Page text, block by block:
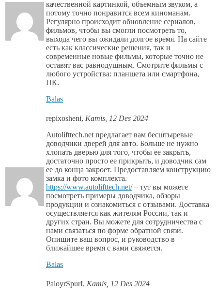
качественной картинкой, объемным звуком, а
потому точно понравится всем киноманам.
Регулярно происходит обновление сериалов,
фильмов, чтобы вы смогли посмотреть то,
выхода чего вы ожидали долгое время. На сайте
есть как классические решения, так и
современные новые фильмы, которые точно не
оставят вас равнодушным. Смотрите фильмы с
любого устройства: планшета или смартфона,
ПК.
Balas
repixosheni, Kamis, 12 Des 2024
Autolifttech.net предлагает вам бесштыревые
доводчики дверей для авто. Больше не нужно
хлопать дверью для того, чтобы ее закрыть,
достаточно просто ее прикрыть, и доводчик сам
ее до конца закроет. Предоставляем конструкцию
замка и фото комплекта.
https://www.autolifttech.net/– тут вы можете
посмотреть примеры доводчика, обзоры
продукции и ознакомиться с отзывами. Доставка
осуществляется как жителям России, так и
других стран. Вы можете для сотрудничества с
нами связаться по форме обратной связи.
Опишите ваш вопрос, и руководство в
ближайшее время с вами свяжется.
Balas
PaloyrSpurI, Kamis, 12 Des 2024